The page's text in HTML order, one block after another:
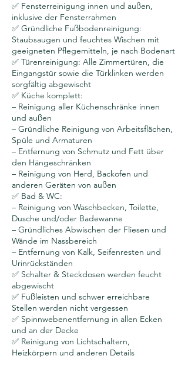
✅ Fensterreinigung innen und außen,
inklusive der Fensterrahmen
✅ Gründliche Fußbodenreinigung:
Staubsaugen und feuchtes Wischen mit
geeigneten Pflegemitteln, je nach Bodenart
✅ Türenreinigung: Alle Zimmertüren, die
Eingangstür sowie die Türklinken werden
sorgfältig abgewischt
✅ Küche komplett:
– Reinigung aller Küchenschränke innen
und außen
– Gründliche Reinigung von Arbeitsflächen,
Spüle und Armaturen
– Entfernung von Schmutz und Fett über
den Hängeschränken
– Reinigung von Herd, Backofen und
anderen Geräten von außen
✅ Bad & WC:
– Reinigung von Waschbecken, Toilette,
Dusche und/oder Badewanne
– Gründliches Abwischen der Fliesen und
Wände im Nassbereich
– Entfernung von Kalk, Seifenresten und
Urinrückständen
✅ Schalter & Steckdosen werden feucht
abgewischt
✅ Fußleisten und schwer erreichbare
Stellen werden nicht vergessen
✅ Spinnwebenentfernung in allen Ecken
und an der Decke
✅ Reinigung von Lichtschaltern,
Heizkörpern und anderen Details